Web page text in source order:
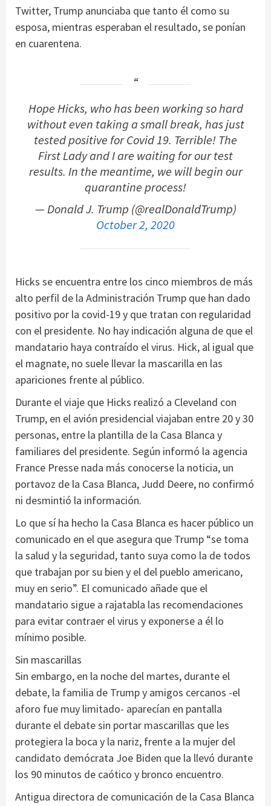
Twitter, Trump anunciaba que tanto él como su
esposa, mientras esperaban el resultado, se ponían
en cuarentena.
Hope Hicks, who has been working so hard
without even taking a small break, has just
tested positive for Covid 19. Terrible! The
First Lady and I are waiting for our test
results. In the meantime, we will begin our
quarantine process!
— Donald J. Trump (@realDonaldTrump)
October 2, 2020
Hicks se encuentra entre los cinco miembros de más
alto perfil de la Administración Trump que han dado
positivo por la covid-19 y que tratan con regularidad
con el presidente. No hay indicación alguna de que el
mandatario haya contraído el virus. Hick, al igual que
el magnate, no suele llevar la mascarilla en las
apariciones frente al público.
Durante el viaje que Hicks realizó a Cleveland con
Trump, en el avión presidencial viajaban entre 20 y 30
personas, entre la plantilla de la Casa Blanca y
familiares del presidente. Según informó la agencia
France Presse nada más conocerse la noticia, un
portavoz de la Casa Blanca, Judd Deere, no confirmó
ni desmintió la información.
Lo que sí ha hecho la Casa Blanca es hacer público un
comunicado en el que asegura que Trump “se toma
la salud y la seguridad, tanto suya como la de todos
que trabajan por su bien y el del pueblo americano,
muy en serio”. El comunicado añade que el
mandatario sigue a rajatabla las recomendaciones
para evitar contraer el virus y exponerse a él lo
mínimo posible.
Sin mascarillas
Sin embargo, en la noche del martes, durante el
debate, la familia de Trump y amigos cercanos -el
aforo fue muy limitado- aparecían en pantalla
durante el debate sin portar mascarillas que les
protegiera la boca y la nariz, frente a la mujer del
candidato demócrata Joe Biden que la llevó durante
los 90 minutos de caótico y bronco encuentro.
Antigua directora de comunicación de la Casa Blanca